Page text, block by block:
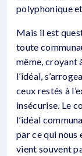
polyphonique
Mais il est
toute
même, croyant
l’idéal,
ceux restés à
insécurise. Le
l’idéal
par ce qui nous
vient souvent